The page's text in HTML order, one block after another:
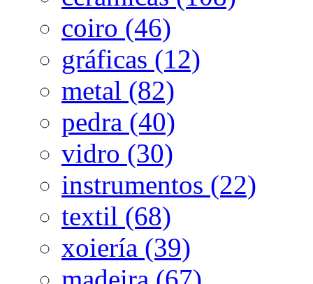
coiro (46)
gráficas (12)
metal (82)
pedra (40)
vidro (30)
instrumentos (22)
textil (68)
xoiería (39)